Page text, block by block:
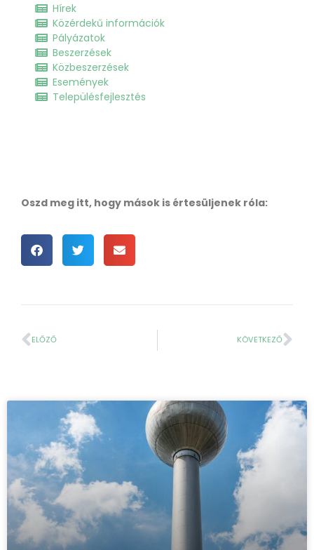
Hírek
Közérdekű információk
Pályázatok
Beszerzések
Közbeszerzések
Események
Településfejlesztés
Oszd meg itt, hogy mások is értesüljenek róla:
ELŐZŐ KÖVETKEZŐ